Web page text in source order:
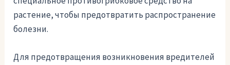
растение, чтобы предотвратить распространение
болезни.
Для предотвращения возникновения вредителей